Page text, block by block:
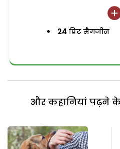
24 प्रिंट मैगजीन
और कहानियां पढ़ने